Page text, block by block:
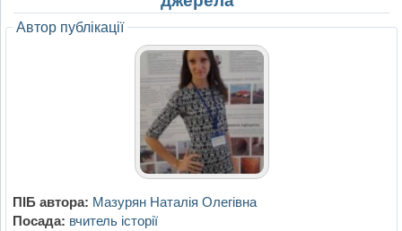
Автор публікації
ПІБ автора: Мазурян Наталія Олегівна
Посада: вчитель історії